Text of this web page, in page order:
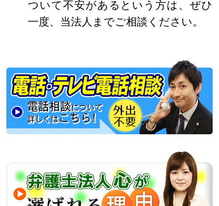
ついて不安があるという方は、ぜひ
一度、当法人までご相談ください。